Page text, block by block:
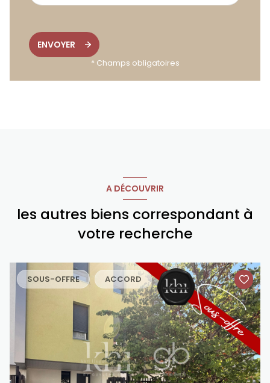
ENVOYER
* Champs obligatoires
A DÉCOUVRIR
les autres biens correspondant à
votre recherche
SOUS-OFFRE ACCORD